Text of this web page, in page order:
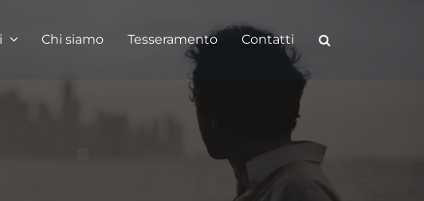
Chi siamo Tesseramento Contatti